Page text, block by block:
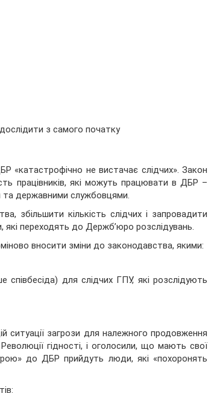
з самого початку
не вистачає слідчих». Закон
працівників, які можуть працювати в ДБР –
та державними службовцями.
збільшити кількість слідчих і запровадити
які переходять до Держб’юро розслідувань.
вносити зміни до законодавства, якими:
для слідчих ГПУ, які розслідують
ситуації загрози для належного продовження
гідності, і оголосили, що мають свої
до ДБР прийдуть люди, які «похоронять